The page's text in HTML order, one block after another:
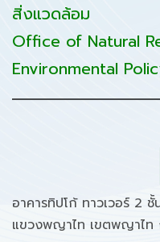
สิ่งแวดล้อม
Office of Natural
Environmental
อาคารทิปโก้ ทาวเวอร์ 2
แขวงพญาไท เขตพญาไท